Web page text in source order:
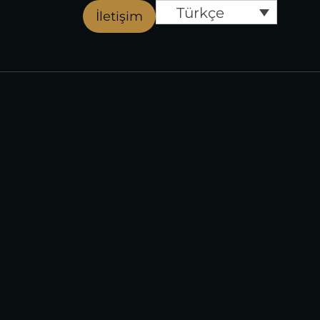
İletişim Türkçe